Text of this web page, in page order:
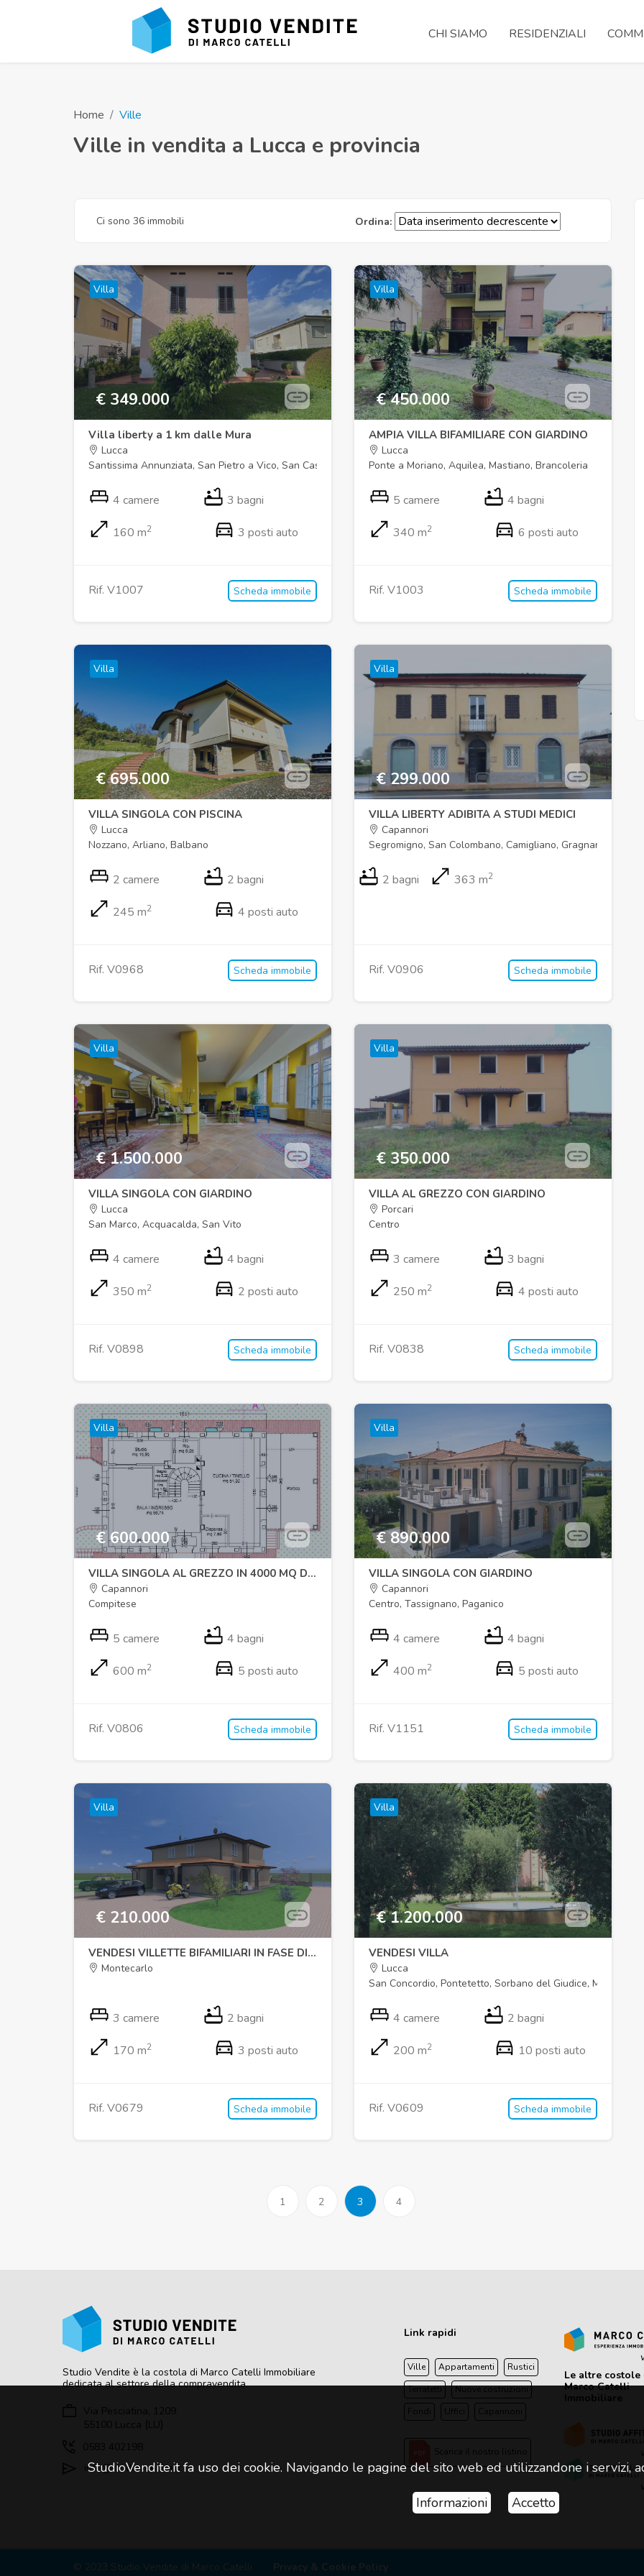
CHI SIAMO RESIDENZIALI
Home Ville
Ville in vendita a Lucca e provincia
Ci sono 36 immobili Ordina:
Villa
€ 349.000
Villa liberty a 1 km dalle Mura
Lucca
Santissima Annunziata, San Pietro a Vico, San Cas
4 camere 3 bagni
160 m2 3 posti auto
Rif. V1007 Scheda immobile
Villa
€ 450.000
AMPIA VILLA BIFAMILIARE CON GIARDINO
Lucca
Ponte a Moriano, Aquilea, Mastiano, Brancoleria
5 camere 4 bagni
340 m2 6 posti auto
Rif. V1003 Scheda immobile
Villa
€ 695.000
VILLA SINGOLA CON PISCINA
Lucca
Nozzano, Arliano, Balbano
2 camere 2 bagni
245 m2 4 posti auto
Rif. V0968 Scheda immobile
Villa
€ 299.000
VILLA LIBERTY ADIBITA A STUDI MEDICI
Capannori
Segromigno, San Colombano, Camigliano, Gragnano
2 bagni 363 m2
Rif. V0906 Scheda immobile
Villa
€ 1.500.000
VILLA SINGOLA CON GIARDINO
Lucca
San Marco, Acquacalda, San Vito
4 camere 4 bagni
350 m2 2 posti auto
Rif. V0898 Scheda immobile
Villa
€ 350.000
VILLA AL GREZZO CON GIARDINO
Porcari
Centro
3 camere 3 bagni
250 m2 4 posti auto
Rif. V0838 Scheda immobile
Villa
€ 600.000
VILLA SINGOLA AL GREZZO IN 4000 MQ DI GIARDINO
Capannori
Compitese
5 camere 4 bagni
600 m2 5 posti auto
Rif. V0806 Scheda immobile
Villa
€ 890.000
VILLA SINGOLA CON GIARDINO
Capannori
Centro, Tassignano, Paganico
4 camere 4 bagni
400 m2 5 posti auto
Rif. V1151 Scheda immobile
Villa
€ 210.000
VENDESI VILLETTE BIFAMILIARI IN FASE DI ULTIMAZIONE
Montecarlo
3 camere 2 bagni
170 m2 3 posti auto
Rif. V0679 Scheda immobile
Villa
€ 1.200.000
VENDESI VILLA
Lucca
San Concordio, Pontetetto, Sorbano del Giudice, M
4 camere 2 bagni
200 m2 10 posti auto
Rif. V0609 Scheda immobile
1 2 3 4
StudioVendite.it fa uso dei cookie. Navigando le pagine del sito web ed utilizzandone i servizi,
Informazioni Accetto
Studio Vendite è la costola di Marco Catelli Immobiliare
dedicata al settore della compravendita.
info@studiovendite.it
Link rapidi
Ville Appartamenti
Rustici
Terratetti
Nuove costruzioni
Le altre costole
Marco Catelli
© 2023 Studio Vendite di Marco Catelli Privacy & Cookie Policy